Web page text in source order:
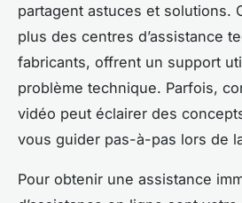
partagent astuces et solutions.
plus des centres d’assistance
fabricants, offrent un support
problème technique. Parfois,
vidéo peut éclairer des
vous guider pas-à-pas lors de
Pour obtenir une assistance